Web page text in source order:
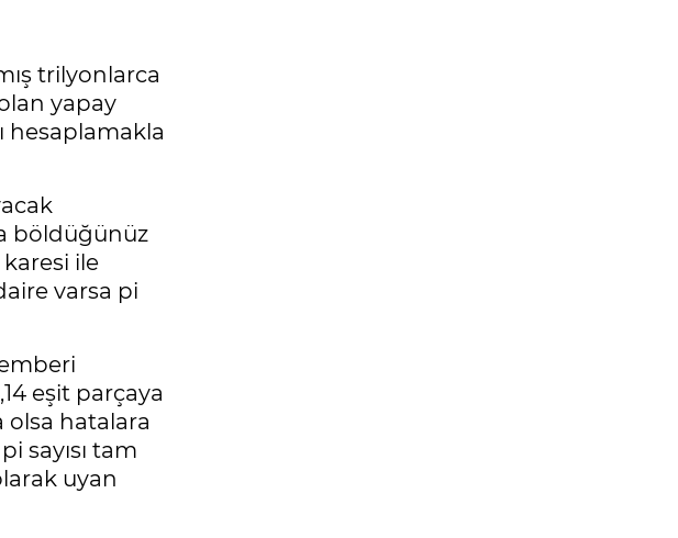
trilyonlarca
yapay
hesaplamakla
böldüğünüz
karesi ile
varsa pi
eşit parçaya
olsa hatalara
sayısı tam
uyan